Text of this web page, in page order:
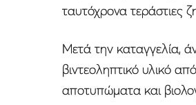
ταυτόχρονα τεράστιες
Μετά την καταγγελία,
βιντεοληπτικό υλικό
αποτυπώματα και